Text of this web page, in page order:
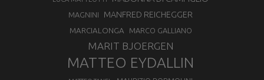
MAGNINI MANFRED REICHEGGER
MARCIALONGA MARCO GALLIANO
MARIT BJOERGEN
MATTEO EYDALLIN